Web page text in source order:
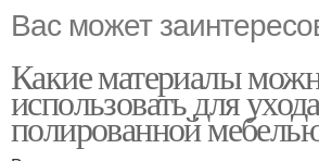
Вас может
Какие материалы
использовать для
полированной